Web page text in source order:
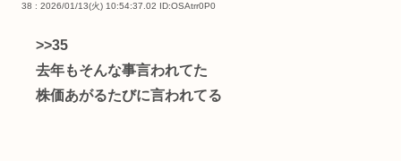
38 : 2026/01/13(火) 10:54:37.02 ID:OSAtrr0P0
>>35
去年もそんな事言われてた
株価あがるたびに言われてる